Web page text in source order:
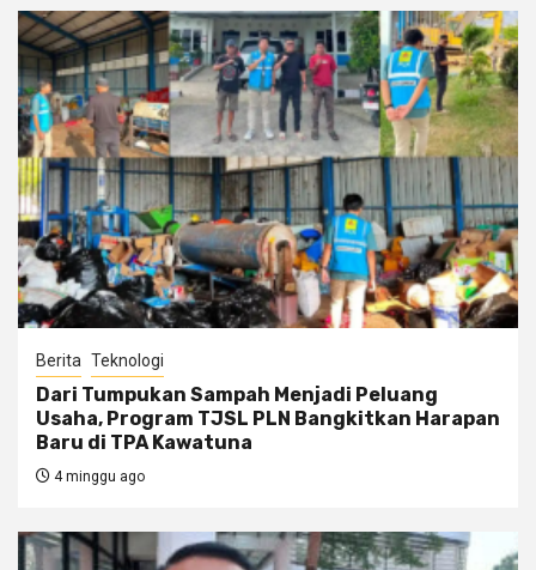
Berita Teknologi
Dari Tumpukan Sampah Menjadi Peluang
Usaha, Program TJSL PLN Bangkitkan Harapan
Baru di TPA Kawatuna
4 minggu ago